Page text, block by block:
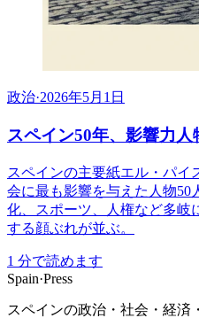
政治·2026年5月1日
スペイン50年、影響力人
スペインの主要紙エル・パイ
会に最も影響を与えた人物50
化、スポーツ、人権など多岐
する顔ぶれが並ぶ。
1 分で読めます
Spain·Press
スペインの政治・社会・経済